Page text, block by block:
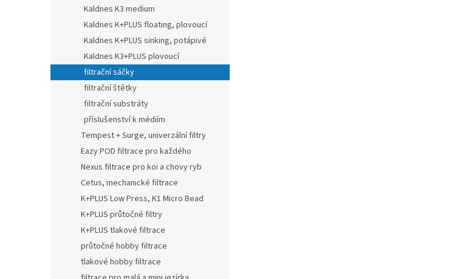
Kaldnes K3 medium
Kaldnes K+PLUS floating, plovoucí
Kaldnes K+PLUS sinking, potápivé
Kaldnes K3+PLUS plovoucí
filtrační sáčky
filtrační štětky
filtrační substráty
příslušenství k médiím
Tempest + Surge, univerzální filtry
Eazy POD filtrace pro každého
Nexus filtrace pro koi a chovy ryb
Cetus, mechanické filtrace
K+PLUS Low Press, K1 Micro Bead
K+PLUS průtočné filtry
K+PLUS tlakové filtrace
průtočné hobby filtrace
tlakové hobby filtrace